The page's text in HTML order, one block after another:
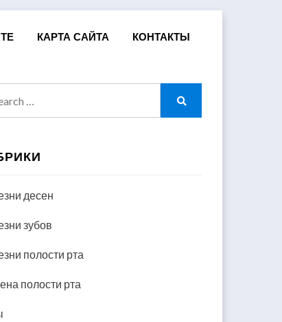
КАРТА САЙТА КОНТАКТЫ
десен
зубов
полости рта
полости рта